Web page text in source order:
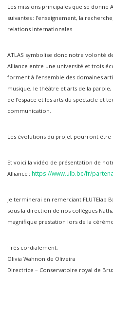
Les missions principales que se donne
suivantes : l’enseignement, la
relations internationales.
ATLAS symbolise donc notre volonté
Alliance entre une université et trois
forment à l’ensemble des domaines
musique, le théâtre et arts de la parole,
de l’espace et les arts du spectacle et
communication.
Les évolutions du projet pourront être
Et voici la vidéo de présentation de
Alliance : https://www.ulb.be/fr/
Je terminerai en remerciant FLUTElab
sous la direction de nos collègues
magnifique prestation lors de la
Très cordialement,
Olivia Wahnon de Oliveira
Directrice – Conservatoire royal de